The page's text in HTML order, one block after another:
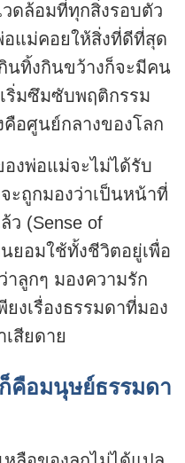
ดล้อมที่ทุกสิ่งรอบตัว
อแม่คอยให้สิ่งที่ดีที่สุด
นทิ้งกินขว้างก็จะมีคน
ริ่มซึมซับพฤติกรรม
คือศูนย์กลางของโลก
งพ่อแม่จะไม่ได้รับ
ะถูกมองว่าเป็นหน้าที่
ว (Sense of
ยอมใช้ทั้งชีวิตอยู่เพื่อ
ลูกๆ มองความรัก
งเรื่องธรรมดาที่มอง
สียดาย
คือมนุษย์ธรรมดา